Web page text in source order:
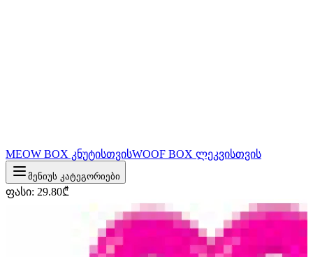
MEOW BOX კნუტისთვისWOOF BOX ლეკვისთვის
მენიუს კატეგორიები
ფასი: 29.80₾